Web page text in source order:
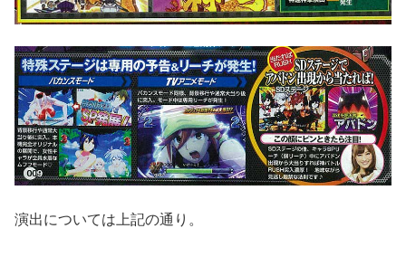
演出については上記の通り。